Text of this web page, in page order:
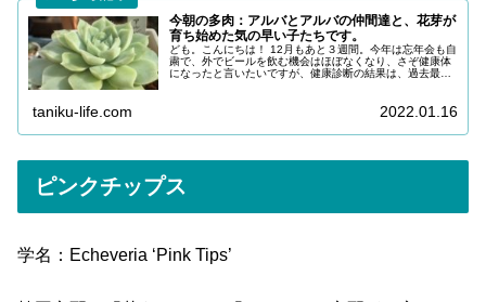
今朝の多肉：アルバとアルバの仲間達と、花芽が
育ち始めた気の早い子たちです。
ども。こんにちは！ 12月もあと３週間。今年は忘年会も自
粛で、外でビールを飲む機会はほぼなくなり、さぞ健康体
になったと言いたいですが、健康診断の結果は、過去最悪
taniku-life.com 2022.01.16
ピンクチップス
学名：Echeveria ‘Pink Tips’